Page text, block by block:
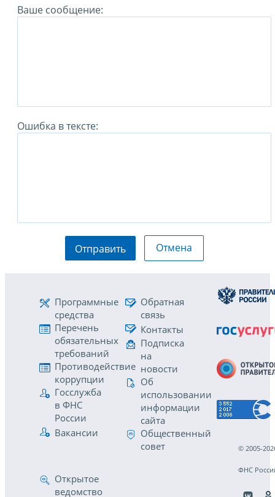
Ваше сообщение:
Ошибка в тексте:
Отправить Отмена
Программные
средства
Перечень
обязательных
требований
Противодействие
коррупции
Госслужба
в ФНС
России
Вакансии
Обратная
связь
Контакты
Подписка
на
новости
Об
использовании
информации
сайта
Общественный
совет
Открытое
ведомство
© 2005-
ФНС